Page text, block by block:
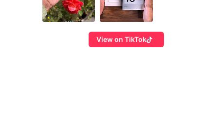
View on TikTok